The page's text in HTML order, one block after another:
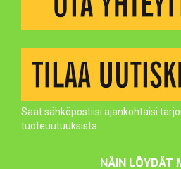
Saat sähköpostiisi ajankohtaisi
tuoteuutuuksista.
NÄIN LÖYDÄT